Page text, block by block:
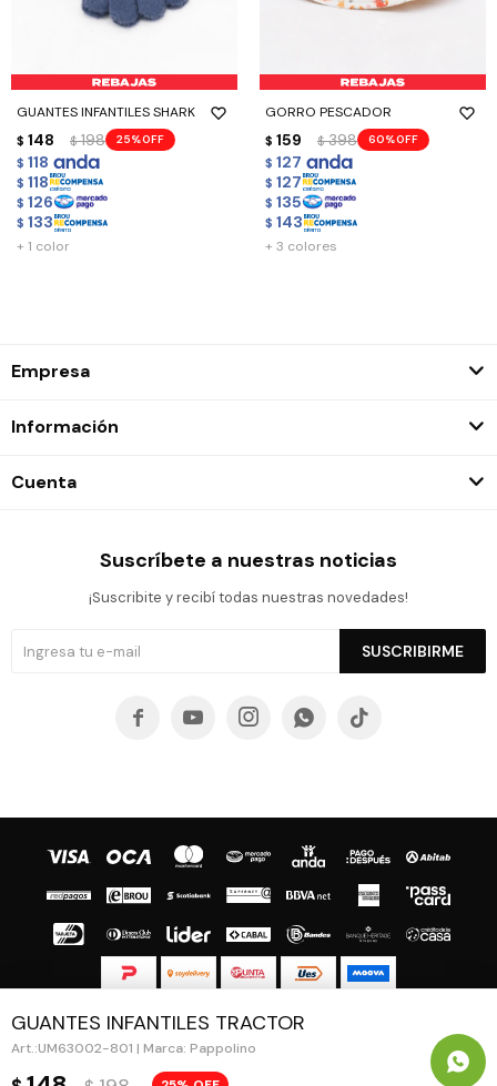
GUANTES INFANTILES TRACTOR
UM63002-801 | Marca: Pappolino
GUANTES INFANTILES SHARK
$ 148 $ 198 25
$ 118
$ 118
$ 126
$ 133
+ 1 color
GORRO PESCADOR
$ 159 $ 398 60
$ 127
$ 127
$ 135
$ 143
+ 3 colores
Empresa
Información
Cuenta
Suscríbete a nuestras noticias
¡Suscribite y recibí todas nuestras novedades!
SUSCRIBIRME
    
© Copyright 2026 / Guapa - Paprika